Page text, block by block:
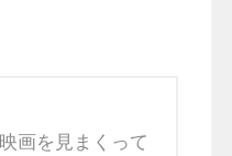
画を見まくって